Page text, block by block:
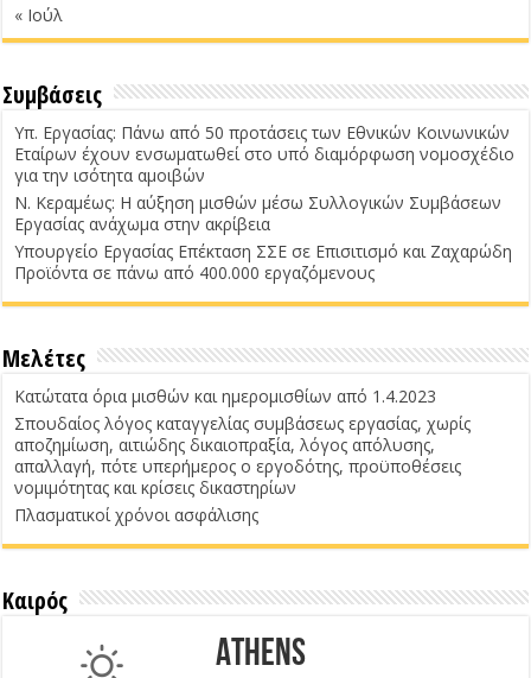
« Ιούλ
Συμβάσεις
Υπ. Εργασίας: Πάνω από 50 προτάσεις των Εθνικών Κοινωνικών
Εταίρων έχουν ενσωματωθεί στο υπό διαμόρφωση νομοσχέδιο
για την ισότητα αμοιβών
Ν. Κεραμέως: Η αύξηση μισθών μέσω Συλλογικών Συμβάσεων
Εργασίας ανάχωμα στην ακρίβεια
Υπουργείο Εργασίας Επέκταση ΣΣΕ σε Επισιτισμό και Ζαχαρώδη
Προϊόντα σε πάνω από 400.000 εργαζόμενους
Μελέτες
Κατώτατα όρια μισθών και ημερομισθίων από 1.4.2023
Σπουδαίος λόγος καταγγελίας συμβάσεως εργασίας, χωρίς
αποζημίωση, αιτιώδης δικαιοπραξία, λόγος απόλυσης,
απαλλαγή, πότε υπερήμερος ο εργοδότης, προϋποθέσεις
νομιμότητας και κρίσεις δικαστηρίων
Πλασματικοί χρόνοι ασφάλισης
Καιρός
Athens